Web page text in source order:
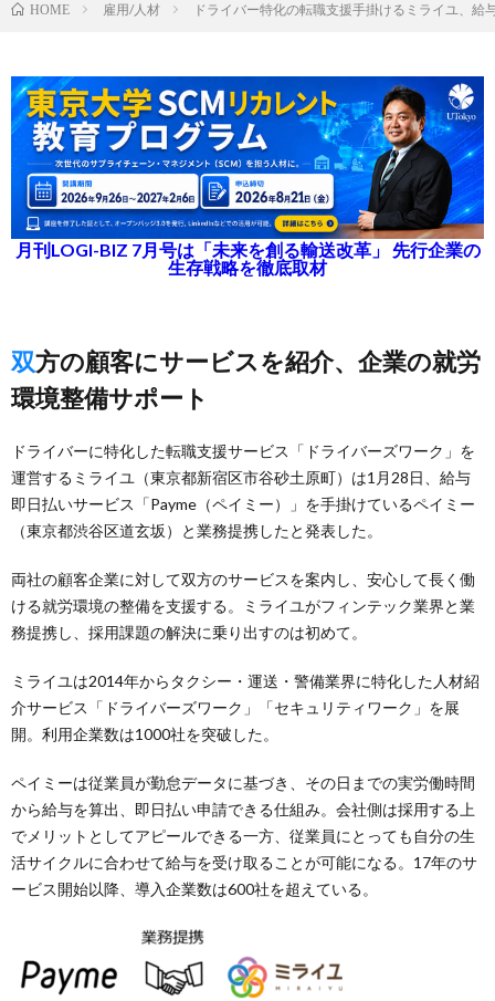
HOME 雇用/人材 ドライバー特化の転職支援手掛けるミライユ、
月刊LOGI-BIZ 7月号は「未来を創る輸送改革」 先行企業の
生存戦略を徹底取材
双方の顧客にサービスを紹介、企業の就労
環境整備サポート
ドライバーに特化した転職支援サービス「ドライバーズワーク」を
運営するミライユ（東京都新宿区市谷砂土原町）は1月28日、給与
即日払いサービス「Payme（ペイミー）」を手掛けているペイミー
（東京都渋谷区道玄坂）と業務提携したと発表した。
両社の顧客企業に対して双方のサービスを案内し、安心して長く働
ける就労環境の整備を支援する。ミライユがフィンテック業界と業
務提携し、採用課題の解決に乗り出すのは初めて。
ミライユは2014年からタクシー・運送・警備業界に特化した人材紹
介サービス「ドライバーズワーク」「セキュリティワーク」を展
開。利用企業数は1000社を突破した。
ペイミーは従業員が勤怠データに基づき、その日までの実労働時間
から給与を算出、即日払い申請できる仕組み。会社側は採用する上
でメリットとしてアピールできる一方、従業員にとっても自分の生
活サイクルに合わせて給与を受け取ることが可能になる。17年のサ
ービス開始以降、導入企業数は600社を超えている。